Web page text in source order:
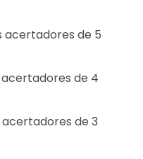
acertadores de 5
acertadores de 4
acertadores de 3